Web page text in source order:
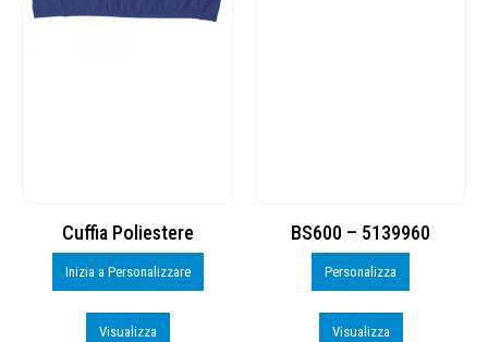
Cuffia Poliestere
Inizia a Personalizzare
Visualizza
BS600 – 5139960
Personalizza
Visualizza